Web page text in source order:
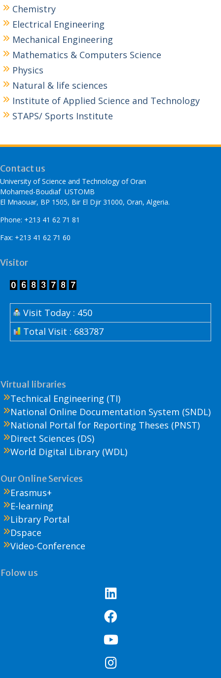
Chemistry
Electrical Engineering
Mechanical Engineering
Mathematics & Computers Science
Physics
Natural & life sciences
Institute of Applied Science and Technology
STAPS/ Sports Institute
Contact us
University of Science and Technology of Oran
Mohamed-Boudiaf USTOMB
El Mnaouar, BP 1505, Bir El Djir 31000, Oran, Algeria.
Phone: +213 41 62 71 81
Fax: +213 41 62 71 60
Visitor
Visit Today : 450
Total Visit : 683787
Virtual libraries
Technical Engineering (TI)
National Online Documentation System (SNDL)
National Portal for Reporting Theses (PNST)
Direct Sciences (DS)
World Digital Library (WDL)
Our Online Services
Erasmus+
E-learning
Library Portal
Dspace
Video-Conference
Folow us